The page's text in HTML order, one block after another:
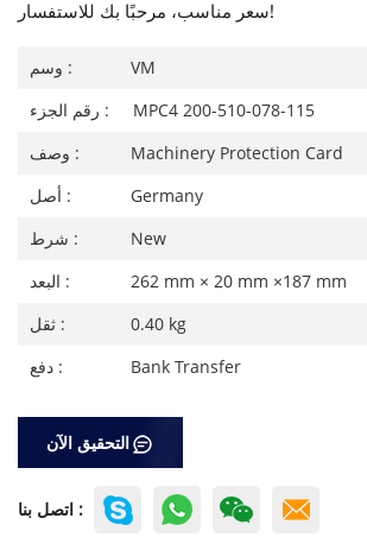
سعر مناسب، مرحبًا بك للاستفسار!
وسم :
VM
رقم الجزء :
MPC4 200-510-078-115
وصف :
Machinery Protection Card
أصل :
Germany
شرط :
New
البعد :
262 mm × 20 mm ×187 mm
ثقل :
0.40 kg
دفع :
Bank Transfer
التحقيق الآن
اتصل بنا :